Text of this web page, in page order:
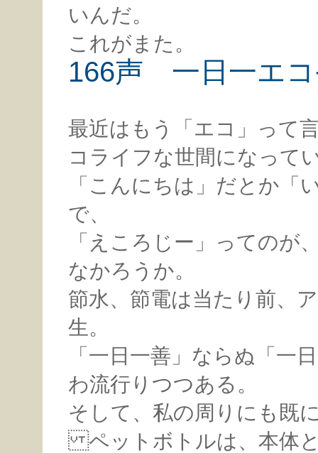
いんだ。
これがまた。
166声 一日一エコ
最近はもう「エコ」って
コライフな世間になって
「こんにちは」だとか「
で、
「えころじー」ってのが
なかろうか。
節水、節電は当たり前、
生。
「一日一善」ならぬ「一
わ流行りつつある。
そして、私の周りにも既
ペットボトルは、本体